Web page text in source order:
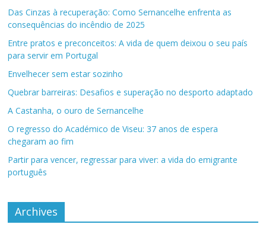
Das Cinzas à recuperação: Como Sernancelhe enfrenta as
consequências do incêndio de 2025
Entre pratos e preconceitos: A vida de quem deixou o seu país
para servir em Portugal
Envelhecer sem estar sozinho
Quebrar barreiras: Desafios e superação no desporto adaptado
A Castanha, o ouro de Sernancelhe
O regresso do Académico de Viseu: 37 anos de espera
chegaram ao fim
Partir para vencer, regressar para viver: a vida do emigrante
português
Archives